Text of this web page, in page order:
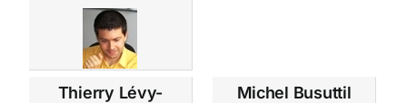
Thierry Lévy-
Michel Busuttil